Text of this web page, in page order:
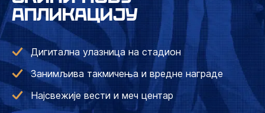
АПЛИКАЦИЈУ
Дигитална улазница на стадион
Занимљива такмичења и вредне награде
Најсвежије вести и меч центар